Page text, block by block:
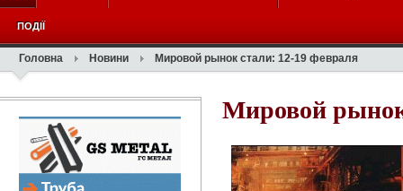
ПОДІЇ
Головна Новини Мировой рынок стали: 12-19 февраля
Мировой